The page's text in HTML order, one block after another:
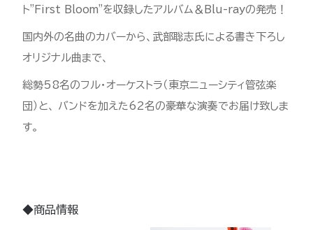
ト"First Bloom"を収録したアルバム＆Blu-rayの発売！
国内外の名曲のカバーから、武部聡志氏による書き下ろし
オリジナル曲まで、
総勢58名のフル・オーケストラ（東京ニューシティ管弦楽
団）と、 バンドを加えた62名の豪華な演奏でお届け致しま
す。
◆商品情報